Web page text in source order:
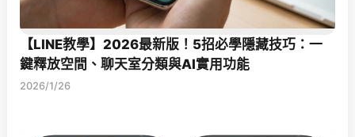
【LINE教學】2026最新版！5招必學隱藏技巧：一
鍵釋放空間、聊天室分類與AI實用功能
2026/1/26